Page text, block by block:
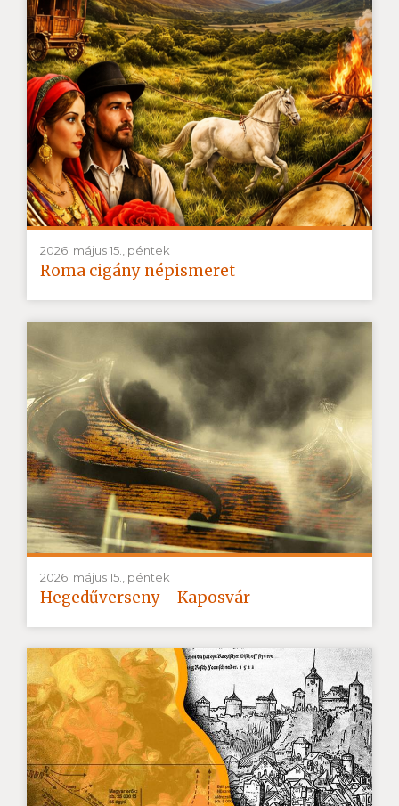
2026. május 15., péntek
Roma cigány népismeret
2026. május 15., péntek
Hegedűverseny - Kaposvár